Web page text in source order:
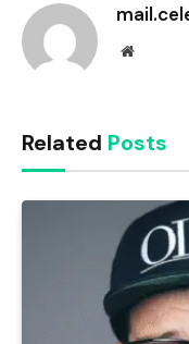
Website
Related Posts